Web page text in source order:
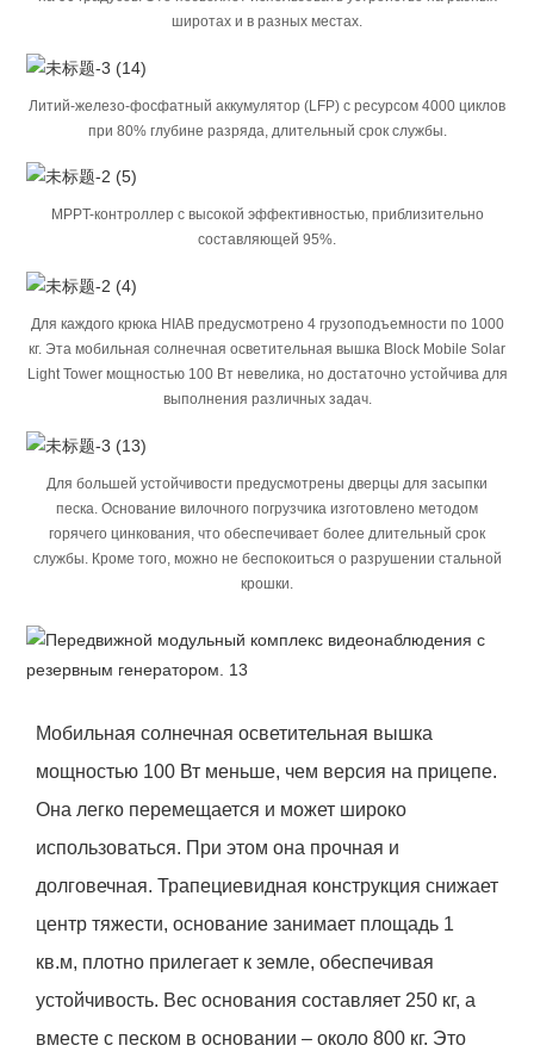
широтах и ​​в разных местах.
Литий-железо-фосфатный аккумулятор (LFP) с ресурсом 4000 циклов
при 80% глубине разряда, длительный срок службы.
MPPT-контроллер с высокой эффективностью, приблизительно
составляющей 95%.
Для каждого крюка HIAB предусмотрено 4 грузоподъемности по 1000
кг. Эта мобильная солнечная осветительная вышка Block Mobile Solar
Light Tower мощностью 100 Вт невелика, но достаточно устойчива для
выполнения различных задач.
Для большей устойчивости предусмотрены дверцы для засыпки
песка. Основание вилочного погрузчика изготовлено методом
горячего цинкования, что обеспечивает более длительный срок
службы. Кроме того, можно не беспокоиться о разрушении стальной
крошки.
Мобильная солнечная осветительная вышка
мощностью 100 Вт меньше, чем версия на прицепе.
Она легко перемещается и может широко
использоваться. При этом она прочная и
долговечная. Трапециевидная конструкция снижает
центр тяжести, основание занимает площадь 1
кв.м, плотно прилегает к земле, обеспечивая
устойчивость. Вес основания составляет 250 кг, а
вместе с песком в основании – около 800 кг. Это